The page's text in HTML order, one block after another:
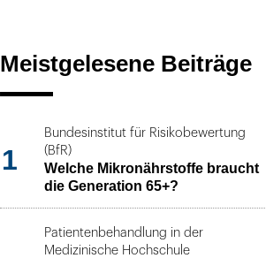
Meistgelesene Beiträge
1
Bundesinstitut für Risikobewertung
(BfR)
Welche Mikronährstoffe braucht
die Generation 65+?
Patientenbehandlung in der
Medizinische Hochschule